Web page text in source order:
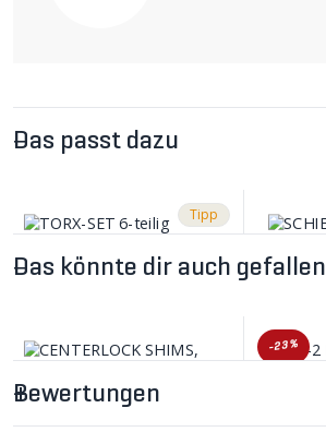
Das passt dazu
Tipp
Das könnte dir auch gefallen
-23%
Bewertungen